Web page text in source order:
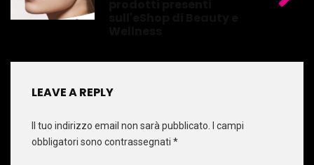
LEAVE A REPLY
Il tuo indirizzo email non sarà pubblicato. I campi
obbligatori sono contrassegnati *